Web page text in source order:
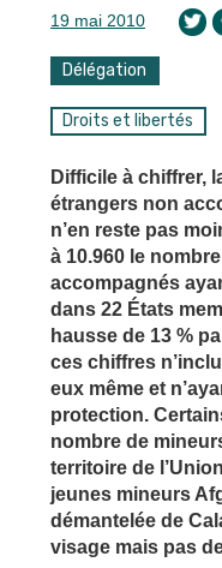
19 mai 2010
Délégation
Droits et libertés
Difficile à chiffrer,
étrangers non
n’en reste pas
à 10.960 le
accompagnés
dans 22 États
hausse de 13 %
ces chiffres
eux même et
protection.
nombre de
territoire de
jeunes mineurs
démantelée de
visage mais pas